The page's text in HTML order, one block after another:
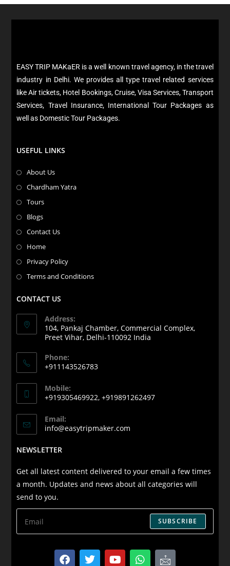
EASY TRIP MAKaER is a well known travel agency, in the travel
industry in Delhi. We provides all type travel related services
like Air tickets, Hotel Bookings, Cruise, Visa Services, Transport
Services, Travel Insurance, International Tour Packages as
well as Domestic Tour Packages.​
USEFUL LINKS
About Us
Chardham Yatra
Tours
Blogs
Contact Us
Home
Privacy Policy
Terms and Conditions
CONTACT US
Address:
104, Pankaj Chamber, Commercial Complex,
Preet Vihar, Delhi-110092 India
Phone:
+911143526783
Mobile:
+919305469922, +919891262497
Email:
info@easytripmaker.com
NEWSLETTER
Get all latest content delivered to your email a few times
a month. Updates and news about all categories will
send to you.
SUBSCRIBE